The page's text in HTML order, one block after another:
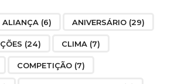
ALIANÇA (6) ANIVERSÁRIO (29)
(24) CLIMA (7)
COMPETIÇÃO (7)